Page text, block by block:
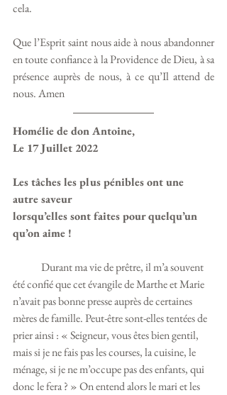
cela.
Que l’Esprit saint nous aide à nous abandonner
en toute confiance à la Providence de Dieu, à sa
présence auprès de nous, à ce qu’Il attend de
nous. Amen
Homélie de don Antoine,
Le 17 Juillet 2022
Les tâches les plus pénibles ont une
autre saveur
lorsqu’elles sont faites pour quelqu’un
qu’on aime !
été confié que cet évangile de Marthe et Marie
n’avait pas bonne presse auprès de certaines
mères de famille. Peut-être sont-elles tentées de
prier ainsi : « Seigneur, vous êtes bien gentil,
mais si je ne fais pas les courses, la cuisine, le
ménage, si je ne m’occupe pas des enfants, qui
donc le fera ? » On entend alors le mari et les